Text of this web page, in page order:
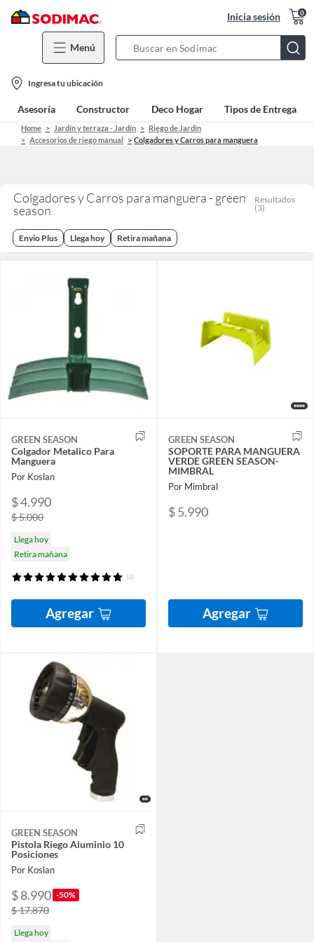
Inicia sesión 0
Menú
Bar
location-
icon
Ingresa tu ubicación
Asesoría Constructor Deco Hogar Tipos de Entrega
Home Jardín y terraza - Jardín
Riego de Jardín
Accesorios de riego manual
Colgadores y Carros para manguera
Colgadores y Carros para manguera - green
season
Resultados
(3)
Envio Plus Llega hoy Retira mañana
GREEN SEASON
Colgador Metalico Para
Manguera
Por Koslan
$ 4.990
$ 5.000
Llega hoy
Retira mañana
(2)
Agregar
GREEN SEASON
SOPORTE PARA MANGUERA
VERDE GREEN SEASON-
MIMBRAL
Por Mimbral
$ 5.990
Agregar
GREEN SEASON
Pistola Riego Aluminio 10
Posiciones
Por Koslan
$ 8.990 -50%
$ 17.870
Llega hoy